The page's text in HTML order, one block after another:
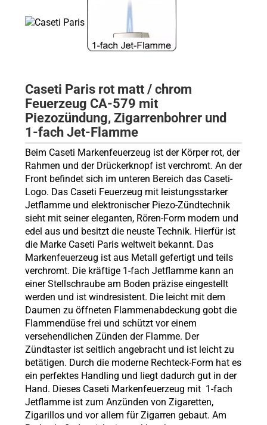
Caseti Paris rot matt / chrom
Feuerzeug CA-579 mit
Piezozündung, Zigarrenbohrer und
1-fach Jet-Flamme
Beim Caseti Markenfeuerzeug ist der Körper rot, der
Rahmen und der Drückerknopf ist verchromt. An der
Front befindet sich im unteren Bereich das Caseti-
Logo. Das Caseti Feuerzeug mit leistungsstarker
Jetflamme und elektronischer Piezo-Zündtechnik
sieht mit seiner eleganten, Rören-Form modern und
edel aus und besitzt die neuste Technik. Hierfür ist
die Marke Caseti Paris weltweit bekannt. Das
Markenfeuerzeug ist aus Metall gefertigt und teils
verchromt. Die kräftige 1-fach Jetflamme kann an
einer Stellschraube am Boden präzise eingestellt
werden und ist windresistent. Die leicht mit dem
Daumen zu öffneten Flammenabdeckung gobt die
Flammendüse frei und schützt vor einem
versehendlichen Zünden der Flamme. Der
Zündtaster ist seitlich angebracht und ist leicht zu
betätigen. Durch die moderne Rechteck-Form hat es
ein perfektes Handling und liegt dadurch gut in der
Hand. Dieses Caseti Markenfeuerzeug mit 1-fach
Jetflamme ist zum Anzünden von Zigaretten,
Zigarillos und vor allem für Zigarren gebaut. Am